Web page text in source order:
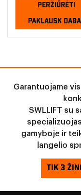
PERŽIŪRĖTI
PAKLAUSK
Garantuojame
SWLLIFT su
gamyboje ir
langelio
TIK 3